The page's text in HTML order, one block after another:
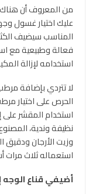
من المعروف أن هناك
عليك اختيار غسول
المناسب سيضيف
فعالة وطبيعية مع
استخدامه لإزالة
لا تتردي بإضافة
الحرص على اختيار
استخدام المقشر على
نظيفة وندية،
وزيت الأرجان
استعماله ثلاث مرات
أضيفي قناع الوجه